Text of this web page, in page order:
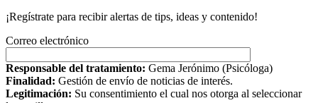
¡Regístrate para recibir alertas de tips, ideas y contenido!
Correo electrónico
Responsable del tratamiento: Gema Jerónimo (Psicóloga)
Finalidad: Gestión de envío de noticias de interés.
Legitimación: Su consentimiento el cual nos otorga al seleccionar